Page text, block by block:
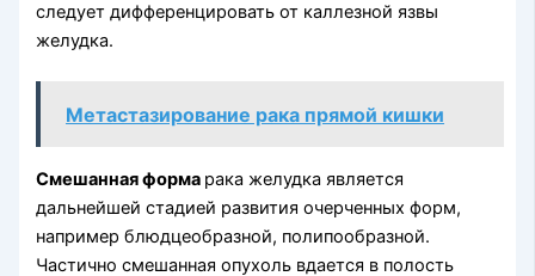
следует дифференцировать от каллезной язвы
желудка.
Метастазирование рака прямой кишки
Смешанная форма рака желудка является
дальнейшей стадией развития очерченных форм,
например блюдцеобразной, полипообразной.
Частично смешанная опухоль вдается в полость